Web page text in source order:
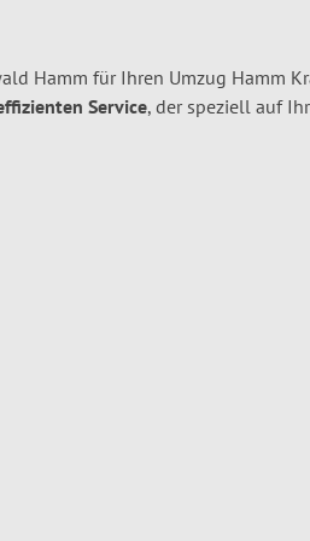
Hamm für Ihren Umzug Hamm
Service, der speziell auf